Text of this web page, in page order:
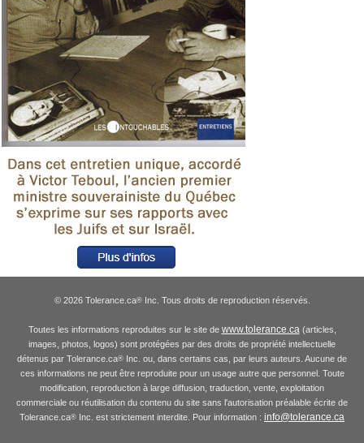
© 2026 Tolerance.ca®Inc. Tous droits de reproduction réservés.
Toutes les informations reproduites sur le site de www.tolerance.ca(articles,
images, photos, logos) sont protégées par des droits de propriété intellectuelle
détenus par Tolerance.ca® Inc. ou, dans certains cas, par leurs auteurs. Aucune de
ces informations ne peut être reproduite pour un usage autre que personnel. Toute
modification, reproduction à large diffusion, traduction, vente, exploitation
commerciale ou réutilisation du contenu du site sans l'autorisation préalable écrite de
Tolerance.ca® Inc. est strictement interdite. Pour information : info@tolerance.ca